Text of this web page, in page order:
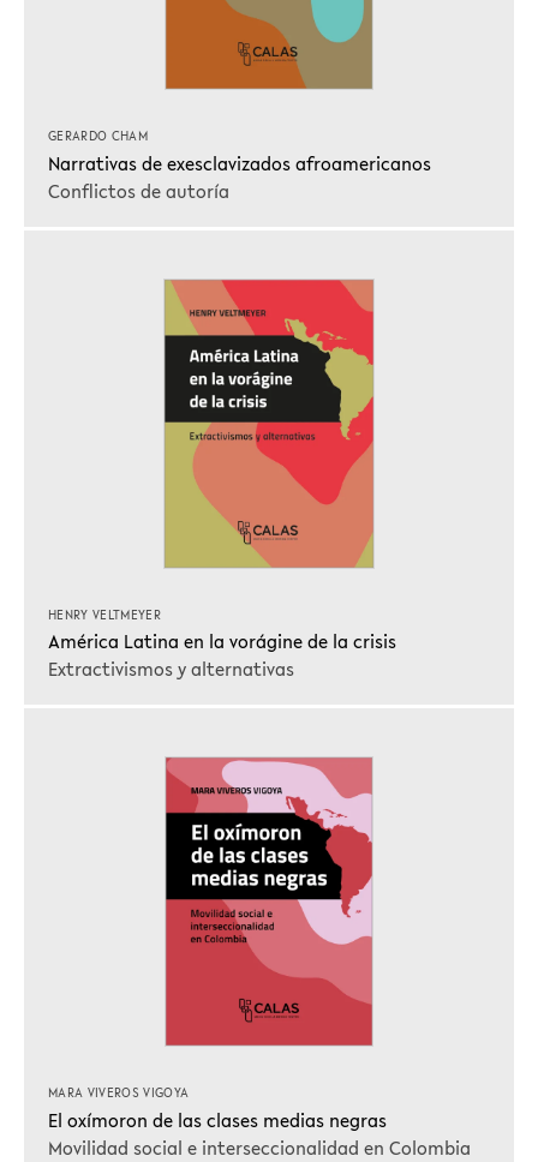
GERARDO CHAM
Narrativas de exesclavizados afroamericanos
Conflictos de autoría
HENRY VELTMEYER
América Latina en la vorágine de la crisis
Extractivismos y alternativas
MARA VIVEROS VIGOYA
El oxímoron de las clases medias negras
Movilidad social e interseccionalidad en Colombia